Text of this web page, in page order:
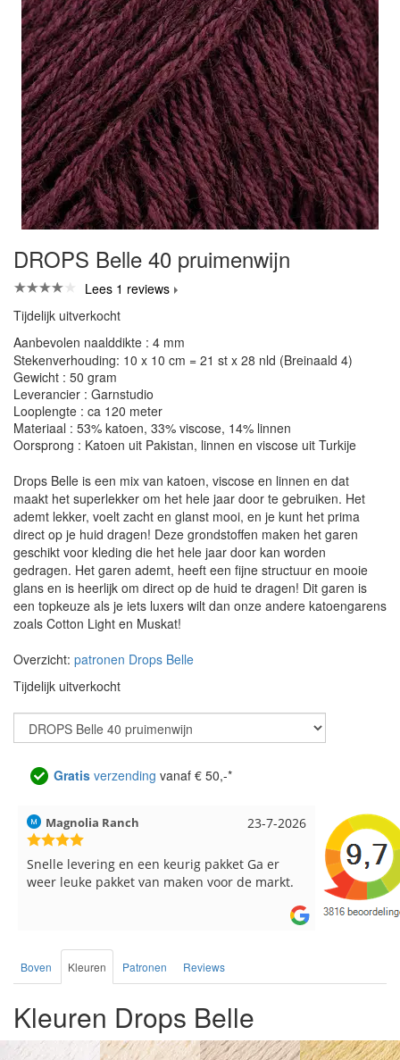
DROPS Belle 40 pruimenwijn
Lees 1 reviews
Tijdelijk uitverkocht
Aanbevolen naalddikte : 4 mm
Stekenverhouding: 10 x 10 cm = 21 st x 28 nld (Breinaald 4)
Gewicht : 50 gram
Leverancier : Garnstudio
Looplengte : ca 120 meter
Materiaal : 53% katoen, 33% viscose, 14% linnen
Oorsprong : Katoen uit Pakistan, linnen en viscose uit Turkije
Drops Belle is een mix van katoen, viscose en linnen en dat
maakt het superlekker om het hele jaar door te gebruiken. Het
ademt lekker, voelt zacht en glanst mooi, en je kunt het prima
direct op je huid dragen! Deze grondstoffen maken het garen
geschikt voor kleding die het hele jaar door kan worden
gedragen. Het garen ademt, heeft een fijne structuur en mooie
glans en is heerlijk om direct op de huid te dragen! Dit garen is
een topkeuze als je iets luxers wilt dan onze andere katoengarens
zoals Cotton Light en Muskat!
Overzicht: patronen Drops Belle
Tijdelijk uitverkocht
Gratis verzending vanaf € 50,-*
2026 17-7-2026
Hilde uit Loyers
Reeds meerdere keren breigaren en
breinaalden besteld, altijd heel tevreden over
Boven Kleuren Patronen Reviews
Kleuren Drops Belle